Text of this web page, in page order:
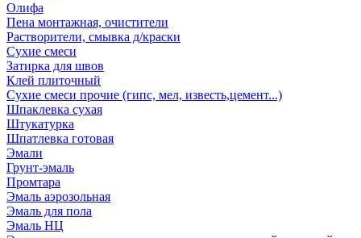
Олифа
Пена монтажная, очистители
Растворители, смывка д/краски
Сухие смеси
Затирка для швов
Клей плиточный
Сухие смеси прочие (гипс, мел, известь,цемент...)
Шпаклевка сухая
Штукатурка
Шпатлевка готовая
Эмали
Грунт-эмаль
Промтара
Эмаль аэрозольная
Эмаль для пола
Эмаль НЦ